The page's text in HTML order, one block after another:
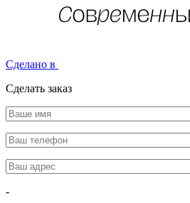
Сделано в
Сделать заказ
-